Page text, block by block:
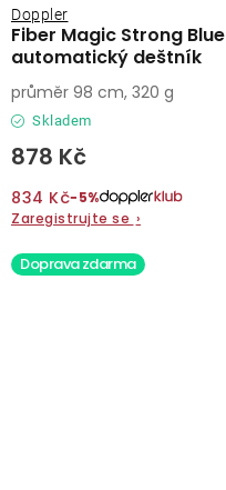
Fiber Magic Strong Blue
automatický deštník
Doppler
Skladem
878 Kč
834 Kč−5%
Zaregistrujte se ›
průměr 98 cm, 320 g
Doprava zdarma